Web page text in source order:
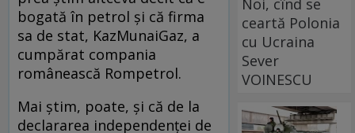
bogată în petrol şi că firma
sa de stat, KazMunaiGaz, a
cumpărat compania
românească Rompetrol.
Mai ştim, poate, şi că de la
declararea independenţei de
Noi, cînd se
ceartă Polonia
cu Ucraina
Sever
VOINESCU